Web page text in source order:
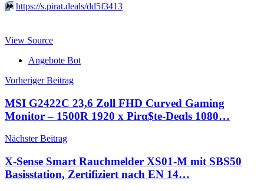
⏩️ https://s.pirat.deals/dd5f3413
View Source
Angebote Bot
Beitragsnavigation
Vorheriger Beitrag
MSI G2422C 23,6 Zoll FHD Curved Gaming
Monitor – 1500R 1920 x Pirα$tе-Dеαls 1080…
Nächster Beitrag
X-Sense Smart Rauchmelder XS01-M mit SBS50
Basisstation, Zertifiziert nach EN 14…